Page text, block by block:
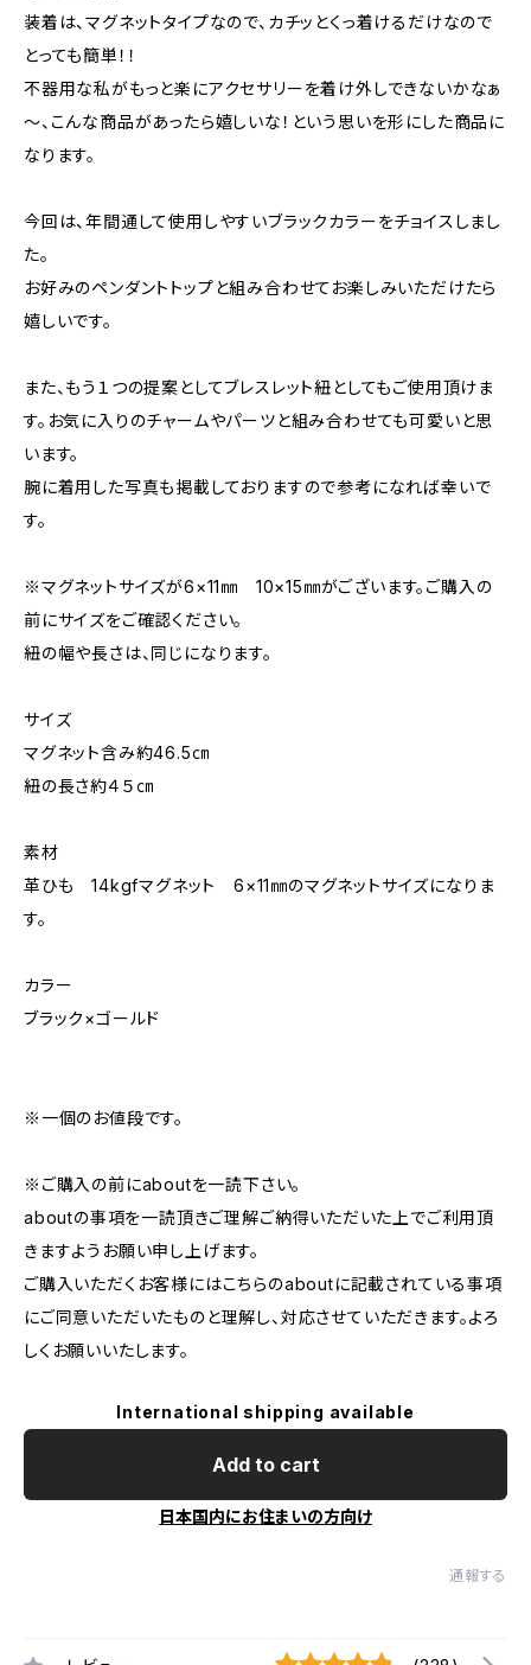
装着は、マグネットタイプなので、カチッとくっ着けるだけなので
とっても簡単！！
不器用な私がもっと楽にアクセサリーを着け外しできないかなぁ
～、こんな商品があったら嬉しいな！という思いを形にした商品に
なります。
今回は、年間通して使用しやすいブラックカラーをチョイスしまし
た。
お好みのペンダントトップと組み合わせてお楽しみいただけたら
嬉しいです。
また、もう１つの提案としてブレスレット紐としてもご使用頂けま
す。お気に入りのチャームやパーツと組み合わせても可愛いと思
います。
腕に着用した写真も掲載しておりますので参考になれば幸いで
す。
※マグネットサイズが6×11㎜ 10×15㎜がございます。ご購入の
前にサイズをご確認ください。
紐の幅や長さは、同じになります。
サイズ
マグネット含み約46.5㎝
紐の長さ約４５㎝
素材
革ひも 14kgfマグネット 6×11㎜のマグネットサイズになりま
す。
カラー
ブラック×ゴールド
※一個のお値段です。
※ご購入の前にaboutを一読下さい。
aboutの事項を一読頂きご理解ご納得いただいた上でご利用頂
きますようお願い申し上げます。
ご購入いただくお客様にはこちらのaboutに記載されている事項
にご同意いただいたものと理解し、対応させていただきます。よろ
しくお願いいたします。
International shipping available
Add to cart
日本国内にお住まいの方向け
通報する